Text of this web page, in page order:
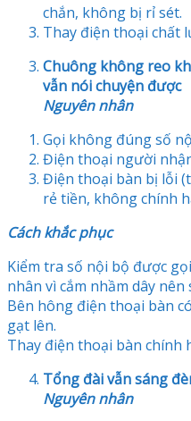
chắn, không bị rỉ sét.
Thay điện thoại chất
Chuông không reo
vẫn nói chuyện được
Nguyên nhân
Gọi không đúng số
Điện thoại người
Điện thoại bàn bị lỗi
rẻ tiền, không chính
Cách khắc phục
Kiểm tra số nội bộ được
nhân vì cắm nhầm dây
Bên hông điện thoại bàn
gạt lên.
Thay điện thoại bàn chính
Tổng đài vẫn sáng
Nguyên nhân